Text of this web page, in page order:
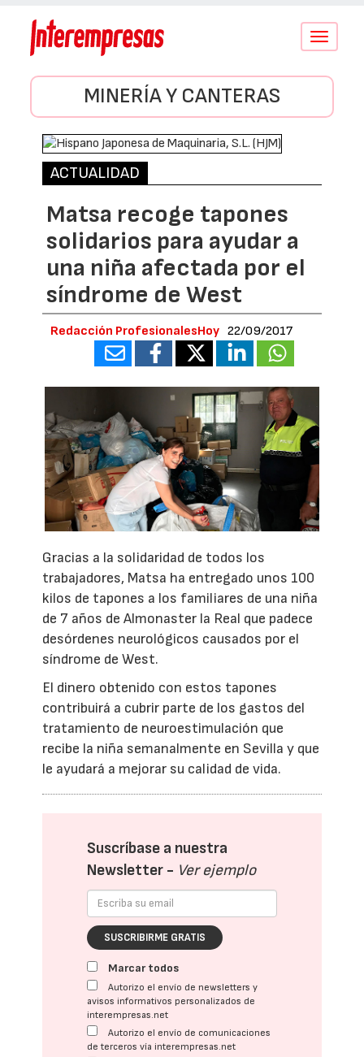
Conmutar
MINERÍA Y CANTERAS
ACTUALIDAD
Matsa recoge tapones
solidarios para ayudar a
una niña afectada por el
síndrome de West
Redacción ProfesionalesHoy 22/09/2017
Gracias a la solidaridad de todos los
trabajadores, Matsa ha entregado unos 100
kilos de tapones a los familiares de una niña
de 7 años de Almonaster la Real que padece
desórdenes neurológicos causados por el
síndrome de West.
El dinero obtenido con estos tapones
contribuirá a cubrir parte de los gastos del
tratamiento de neuroestimulación que
recibe la niña semanalmente en Sevilla y que
le ayudará a mejorar su calidad de vida.
Suscríbase a nuestra
Newsletter - Ver ejemplo
SUSCRIBIRME GRATIS
Marcar todos
Autorizo el envío de newsletters y
avisos informativos personalizados de
interempresas.net
Autorizo el envío de comunicaciones
de terceros vía interempresas.net